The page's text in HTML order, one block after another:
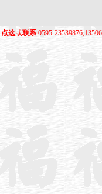
点这或联系:0595-